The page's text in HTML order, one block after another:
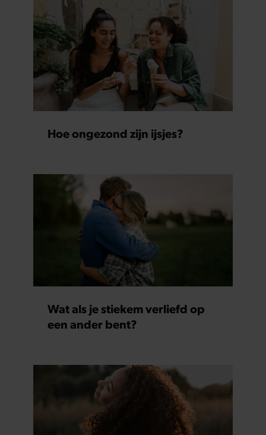
Hoe ongezond zijn ijsjes?
Wat als je stiekem verliefd op
een ander bent?